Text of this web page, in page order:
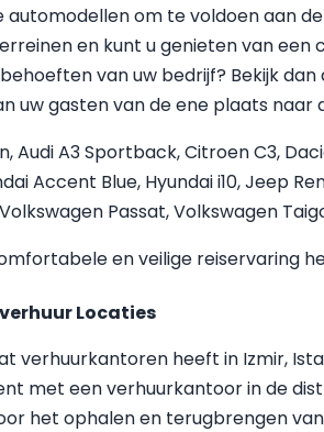
automodellen om te voldoen aan
en kunt u genieten van
van uw bedrijf? Bekijk
uw gasten van de ene plaats naar
Audi A3 Sportback, Citroen C3,
Accent Blue, Hyundai i10, Jeep
Passat, Volkswagen
en veilige reiservaring
Locaties
verhuurkantoren heeft in Izmir,
met een verhuurkantoor in de
het ophalen en terugbrengen